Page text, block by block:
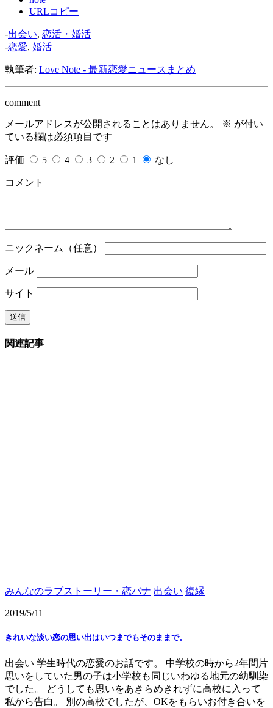
URLコピー
-出会い, 恋活・婚活
-恋愛, 婚活
執筆者: Love Note - 最新恋愛ニュースまとめ
comment
メールアドレスが公開されることはありません。 ※ が付い
ている欄は必須項目です
評価 5 4 3 2 1 なし
コメント
ニックネーム（任意）
メール
サイト
関連記事
みんなのラブストーリー・恋バナ 出会い 復縁
2019/5/11
きれいな淡い恋の思い出はいつまでもそのままで。
出会い 学生時代の恋愛のお話です。 中学校の時から2年間片
思いをしていた男の子は小学校も同じいわゆる地元の幼馴染
でした。 どうしても思いをあきらめきれずに高校に入って
私から告白。 別の高校でしたが、OKをもらいお付き合いを